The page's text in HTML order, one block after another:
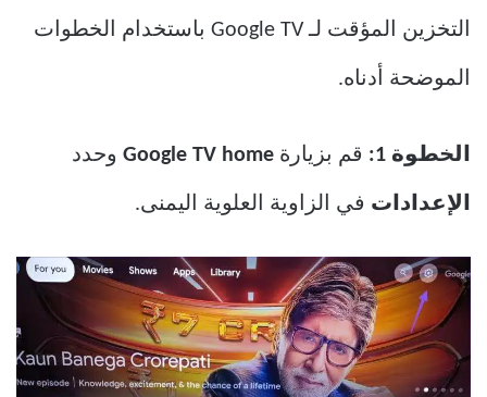
التخزين المؤقت لـ Google TV باستخدام الخطوات
الموضحة أدناه.
الخطوة 1: قم بزيارة Google TV home وحدد
الإعدادات في الزاوية العلوية اليمنى.